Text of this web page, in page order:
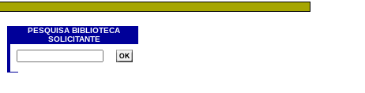
PESQUISA BIBLIOTECA
SOLICITANTE